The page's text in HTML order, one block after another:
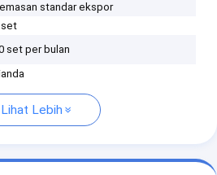
standar ekspor
set
set per bulan
Lihat Lebih